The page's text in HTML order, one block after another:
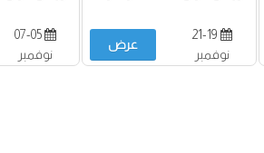
21-19
نوفمبر
عرض
07-05
نوفمبر